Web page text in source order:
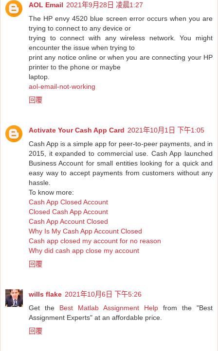
AOL Email 2021年9月28日 凌晨1:27
The HP envy 4520 blue screen error occurs when you are
trying to connect to any device or
trying to connect with any wireless network. You might
encounter the issue when trying to
print any notice online or when you are connecting your HP
printer to the phone or maybe
laptop.
aol-email-not-working
回覆
Activate Your Cash App Card 2021年10月1日 下午1:05
Cash App is a simple app for peer-to-peer payments, and in
2015, it expanded to commercial use. Cash App launched
Business Account for small entities looking for a quick and
easy way to accept payments from customers without any
hassle.
To know more:
Cash App Closed Account
Closed Cash App Account
Cash App Account Closed
Why Is My Cash App Account Closed
Cash app closed my account for no reason
Why did cash app close my account
回覆
wills flake 2021年10月6日 下午5:26
Get the Best Matlab Assignment Help from the "Best
Assignment Experts" at an affordable price.
回覆